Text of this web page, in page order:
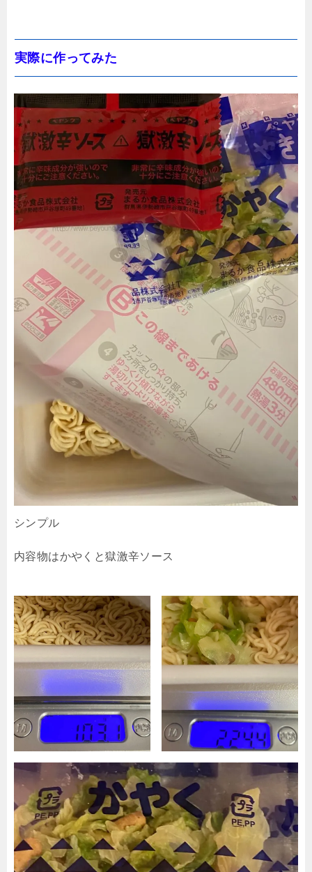
実際に作ってみた
シンプル
内容物はかやくと獄激辛ソース